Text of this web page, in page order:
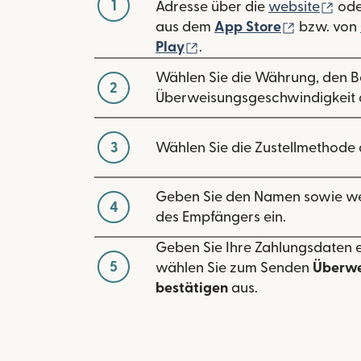
1
Adresse über die website
aus dem App Store (wird in
bzw. von
Play
.
2
Wählen Sie die Währung, den
Überweisungsgeschwindigkeit
3 Wählen Sie die Zustellmethode
4
Geben Sie den Namen sowie
des Empfängers ein.
5
Geben Sie Ihre Zahlungsdaten
wählen Sie zum Senden
bestätigen aus.